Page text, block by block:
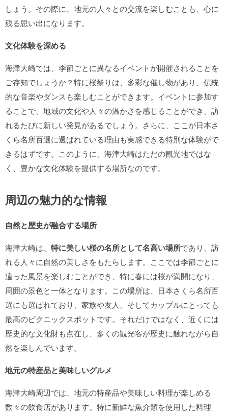
しょう。その際に、地元の人々との交流を楽しむことも、心に
残る思い出になります。
文化体験を深める
海津大崎では、季節ごとに異なるイベントが開催されることを
ご存知でしょうか？特に桜祭りは、多彩な催し物があり、伝統
的な音楽やダンスも楽しむことができます。イベントに参加す
ることで、地域の文化や人々の温かさを感じることができ、訪
れるたびに新しい発見があるでしょう。さらに、ここが日本さ
くら名所百選に選ばれている理由も実感できる特別な体験がで
きるはずです。このように、海津大崎はただの観光地ではな
く、豊かな文化体験を提供する場所なのです。
周辺の魅力的な情報
自然と歴史が融合する場所
海津大崎は、 特に美しい桜の名所として名高い場所であり、訪
れる人々に自然の美しさをもたらします。ここでは季節ごとに
違った風景を楽しむことができ、特に春には桜が満開になり、
周囲の景色と一体となります。この場所は、日本さくら名所百
選にも選ばれており、家族や友人、そしてカップルにとっても
最高のピクニックスポットです。それだけではなく、近くには
歴史的な文化財も点在し、多くの観光客が歴史に触れながら自
然を楽しんでいます。
地元の特産品と美味しいグルメ
海津大崎周辺では、地元の特産品や美味しい料理が楽しめる
数々の飲食店があります。特に新鮮な魚介類を使用した料理